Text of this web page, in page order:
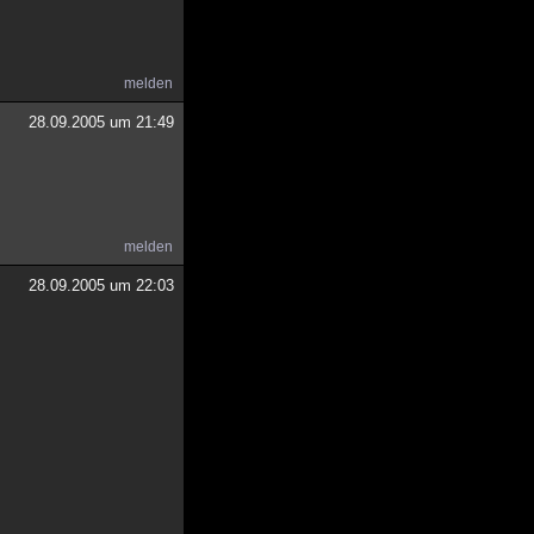
melden
28.09.2005 um 21:49
melden
28.09.2005 um 22:03